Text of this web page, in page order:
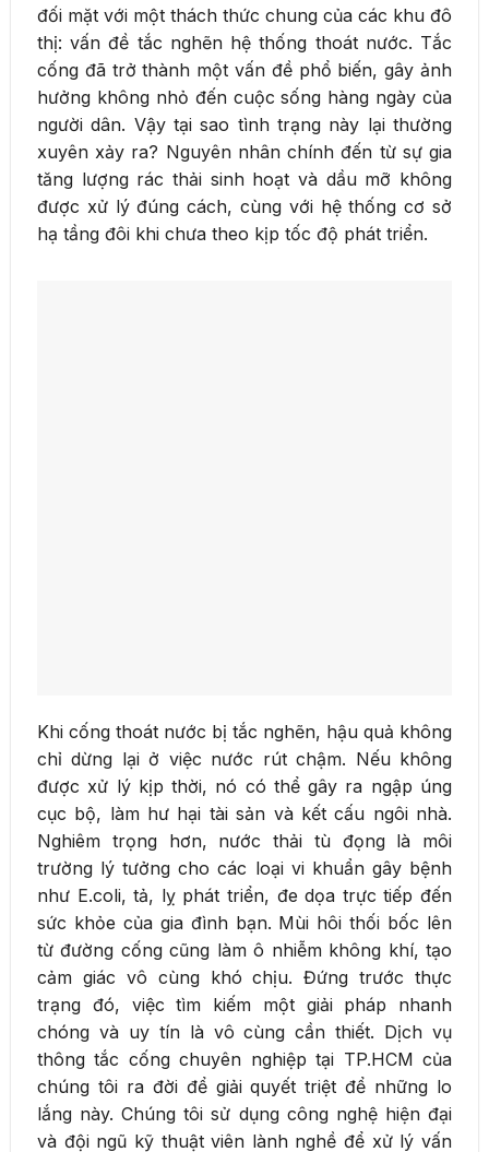
đối mặt với một thách thức chung của các khu đô
thị: vấn đề tắc nghẽn hệ thống thoát nước. Tắc
cống đã trở thành một vấn đề phổ biến, gây ảnh
hưởng không nhỏ đến cuộc sống hàng ngày của
người dân. Vậy tại sao tình trạng này lại thường
xuyên xảy ra? Nguyên nhân chính đến từ sự gia
tăng lượng rác thải sinh hoạt và dầu mỡ không
được xử lý đúng cách, cùng với hệ thống cơ sở
hạ tầng đôi khi chưa theo kịp tốc độ phát triển.
Khi cống thoát nước bị tắc nghẽn, hậu quả không
chỉ dừng lại ở việc nước rút chậm. Nếu không
được xử lý kịp thời, nó có thể gây ra ngập úng
cục bộ, làm hư hại tài sản và kết cấu ngôi nhà.
Nghiêm trọng hơn, nước thải tù đọng là môi
trường lý tưởng cho các loại vi khuẩn gây bệnh
như E.coli, tả, lỵ phát triển, đe dọa trực tiếp đến
sức khỏe của gia đình bạn. Mùi hôi thối bốc lên
từ đường cống cũng làm ô nhiễm không khí, tạo
cảm giác vô cùng khó chịu. Đứng trước thực
trạng đó, việc tìm kiếm một giải pháp nhanh
chóng và uy tín là vô cùng cần thiết. Dịch vụ
thông tắc cống chuyên nghiệp tại TP.HCM của
chúng tôi ra đời để giải quyết triệt để những lo
lắng này. Chúng tôi sử dụng công nghệ hiện đại
và đội ngũ kỹ thuật viên lành nghề để xử lý vấn